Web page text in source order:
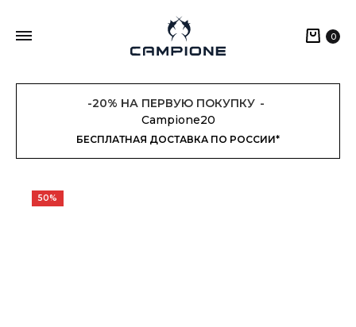
0
-20% НА ПЕРВУЮ ПОКУПКУ
Campione20
БЕСПЛАТНАЯ ДОСТАВКА ПО РОССИИ*
50%